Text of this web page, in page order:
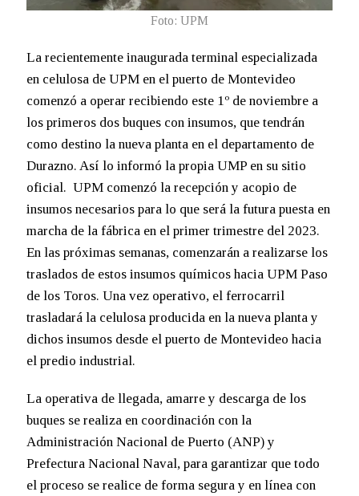
Foto: UPM
La recientemente inaugurada terminal especializada
en celulosa de UPM en el puerto de Montevideo
comenzó a operar recibiendo este 1º de noviembre a
los primeros dos buques con insumos, que tendrán
como destino la nueva planta en el departamento de
Durazno. Así lo informó la propia UMP en su sitio
oficial. UPM comenzó la recepción y acopio de
insumos necesarios para lo que será la futura puesta en
marcha de la fábrica en el primer trimestre del 2023.
En las próximas semanas, comenzarán a realizarse los
traslados de estos insumos químicos hacia UPM Paso
de los Toros. Una vez operativo, el ferrocarril
trasladará la celulosa producida en la nueva planta y
dichos insumos desde el puerto de Montevideo hacia
el predio industrial.
La operativa de llegada, amarre y descarga de los
buques se realiza en coordinación con la
Administración Nacional de Puerto (ANP) y
Prefectura Nacional Naval, para garantizar que todo
el proceso se realice de forma segura y en línea con